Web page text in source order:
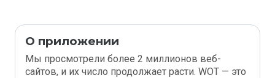
О приложении
Мы просмотрели более 2 миллионов веб-
сайтов, и их число продолжает расти. WOT — это